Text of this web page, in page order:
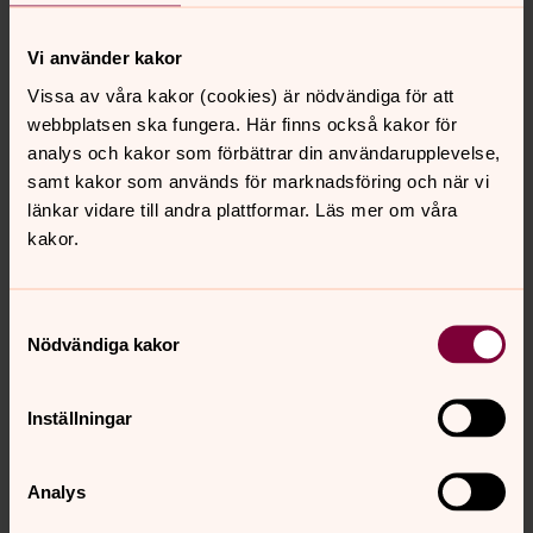
Vi använder kakor
Vissa av våra kakor (cookies) är nödvändiga för att
webbplatsen ska fungera. Här finns också kakor för
analys och kakor som förbättrar din användarupplevelse,
samt kakor som används för marknadsföring och när vi
länkar vidare till andra plattformar. Läs mer om våra
kakor.
Nödvändiga kakor
Inställningar
Analys
och var med, Du med!
BÅSTADS BARNKÖR
för pojkar och flickor från förskolan och uppåt,
övar på onsdagar kl. 15.30-16.30.
i musiksalen på högstadiet på Strandängsskolan.
Vi sjunger vid familjegudstjänster och Lucia.
Ledare: Andreas & Tara
BÅSTADS UNGDOMSKÖR Åk 4-6
Kören för de yngre barnen i klass F-2.
Måndagar kl. 14-14.45 Östra Karups församlingshem.